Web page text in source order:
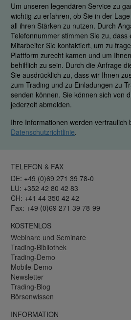
Um unseren legendären Service zu
wichtig zu erfahren, ob Sie in der
all ihren Stärken zu nutzen. Durch
Telefonnummer stimmen Sie zu, dass
Mitarbeiter Sie kontaktiert, um zu
Plattform zurecht kamen und um
behilflich zu sein. Durch die Anfrage
Sie ausdrücklich zu, dass wir Ihnen
zum Trading und zu Einladungen zu
senden können. Sie können sich von
jederzeit abmelden.
Ihre Informationen werden vertraulich
Datenschutzrichtlinie.
TELEFON & FAX
DE: +49 (0)69 271 39 78-0
LU: +352 42 80 42 83
CH: +41 44 350 42 42
Fax: +49 (0)69 271 39 78-99
KOSTENLOS
Webinare und Seminare
Trading-Bibliothek
Trading-Demo
Mobile-Demo
Newsletter
Trading-Blog
Börsenwissen
INFORMATION